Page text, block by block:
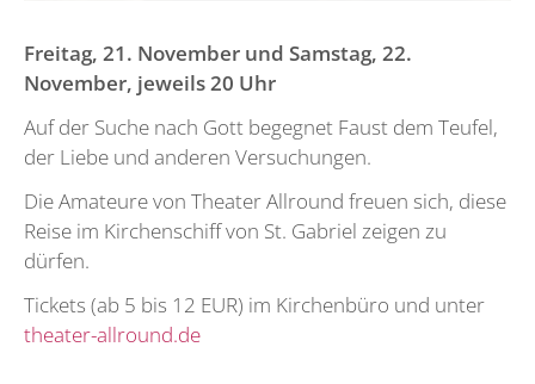
Freitag, 21. November und Samstag, 22.
November, jeweils 20 Uhr
Auf der Suche nach Gott begegnet Faust dem Teufel,
der Liebe und anderen Versuchungen.
Die Amateure von Theater Allround freuen sich, diese
Reise im Kirchenschiff von St. Gabriel zeigen zu
dürfen.
Tickets (ab 5 bis 12 EUR) im Kirchenbüro und unter
theater-allround.de